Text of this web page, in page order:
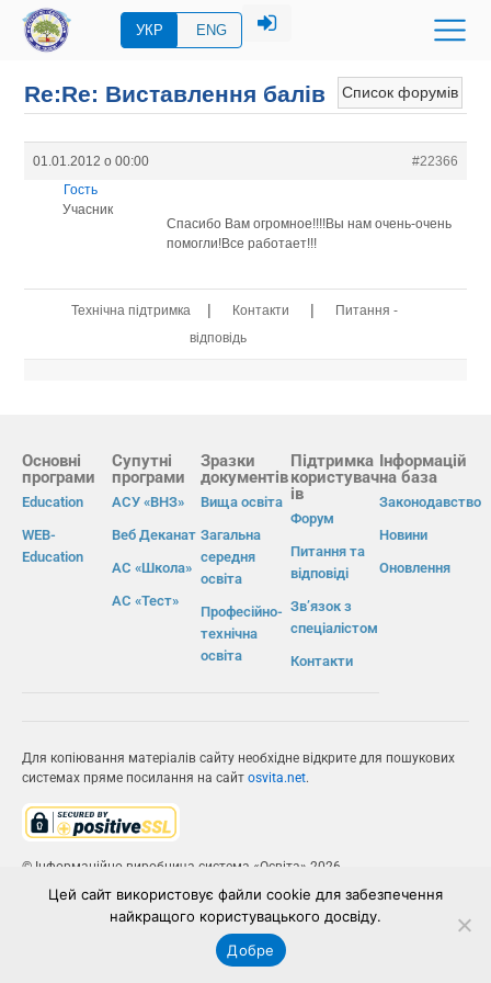
УКР ENG
Список форумів
Re:Re: Виставлення балів
01.01.2012 о 00:00
#22366
Гость
Учасник
Спасибо Вам огромное!!!!Вы нам очень-очень
помогли!Все работает!!!
Технічна підтримка | Контакти |
Питання -
відповідь
Основні
програми
Education
WEB-
Education
Супутні
програми
АСУ «ВНЗ»
Веб Деканат
АС «Школа»
АС «Тест»
Зразки
документів
Вища освіта
Загальна
середня
освіта
Професійно-
технічна
освіта
Підтримка
користувач
ів
Форум
Питання та
відповіді
Зв’язок з
спеціалістом
Контакти
Інформацій
на база
Законодавство
Новини
Оновлення
Для копіювання матеріалів сайту необхідне відкрите для пошукових
системах пряме посилання на сайт osvita.net.
© Інформаційно-виробнича система «Освіта» 2026.
ІВС «ОСВІТА»
Цей сайт використовує файли cookie для забезпечення
найкращого користувацького досвіду.
Добре